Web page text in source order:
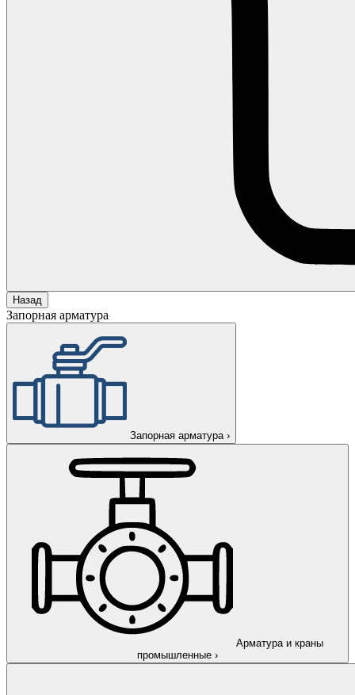
Назад
Запорная арматура
Запорная арматура ›
Арматура и краны
промышленные ›